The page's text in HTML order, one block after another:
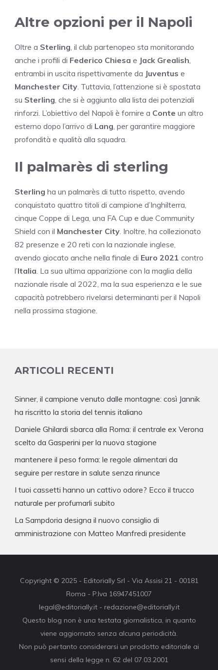
Altre opzioni per il Napoli
Oltre a Sterling , il club partenopeo sta monitorando
anche i profili di Federico Chiesa e Jack Grealish
entrambi in uscita rispettivamente da Juventus e
Manchester City . Tuttavia, l’attenzione si è spostata
su Sterling , che si è aggiunto alla lista dei potenziali
rinforzi. L’obiettivo del Napoli è fornire a Conte un altro
esterno dopo l’arrivo di Lang , per garantire maggiore
profondità e qualità alla squadra.
Il palmarès di sterling
Sterling ha un palmarès di tutto rispetto, avendo
conquistato quattro titoli di campione d’Inghilterra,
cinque Coppe di Lega, una FA Cup e due Community
Shield con il Manchester City . Inoltre, ha collezionato
82 presenze e 20 reti con la nazionale inglese,
avendo giocato anche nella finale di Euro 2021 contro
l’Italia . La sua ultima apparizione con la maglia della
nazionale risale al 2022, ma la sua esperienza e le sue
capacità potrebbero rivelarsi determinanti per il Napoli
nella prossima stagione.
ARTICOLI RECENTI
Sinner, il campione venuto dalle montagne: così Jannik
ha riscritto la storia del tennis italiano
Daniele Ghilardi sbarca alla Roma: il centrale ex Verona
scelto da Gasperini per la nuova stagione
mantenere il peso forma: le regole alimentari da
seguire per restare in salute senza rinunce
I tuoi cassetti hanno un cattivo odore? Ecco il trucco
naturale per profumarli subito
La Sampdoria designa il nuovo consiglio di
amministrazione con Matteo Manfredi presidente
Copyright © 2025 - Editorially Srl - Via Assisi 21 - 00181
Roma - P.Iva 16947451007
legal@editorially.it - redazione@editorially.it
Questo blog non è una testata giornalistica, in quanto
viene aggiornato senza alcuna periodicità.
Non può pertanto considerarsi un prodotto editoriale ai
sensi della legge n. 62 del 07.03.2001